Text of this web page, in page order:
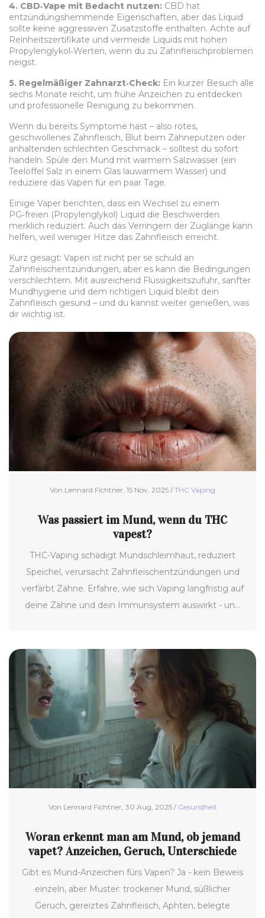
4. CBD‑Vape mit Bedacht nutzen: CBD hat
entzündungshemmende Eigenschaften, aber das Liquid
sollte keine aggressiven Zusatzstoffe enthalten. Achte auf
Reinheitszertifikate und vermeide Liquids mit hohen
Propylenglykol‑Werten, wenn du zu Zahnfleischproblemen
neigst.
5. Regelmäßiger Zahnarzt‑Check: Ein kurzer Besuch alle
sechs Monate reicht, um frühe Anzeichen zu entdecken
und professionelle Reinigung zu bekommen.
Wenn du bereits Symptome hast – also rotes,
geschwollenes Zahnfleisch, Blut beim Zähneputzen oder
anhaltenden schlechten Geschmack – solltest du sofort
handeln. Spüle den Mund mit warmem Salzwasser (ein
Teelöffel Salz in einem Glas lauwarmem Wasser) und
reduziere das Vapen für ein paar Tage.
Einige Vaper berichten, dass ein Wechsel zu einem
PG‑freien (Propylenglykol) Liquid die Beschwerden
merklich reduziert. Auch das Verringern der Zuglänge kann
helfen, weil weniger Hitze das Zahnfleisch erreicht.
Kurz gesagt: Vapen ist nicht per se schuld an
Zahnfleischentzündungen, aber es kann die Bedingungen
verschlechtern. Mit ausreichend Flüssigkeitszufuhr, sanfter
Mundhygiene und dem richtigen Liquid bleibt dein
Zahnfleisch gesund – und du kannst weiter genießen, was
dir wichtig ist.
Von Lennard Fichtner, 15 Nov, 2025 / THC Vaping
Was passiert im Mund, wenn du THC
vapest?
THC-Vaping schädigt Mundschleimhaut, reduziert
Speichel, verursacht Zahnfleischentzündungen und
verfärbt Zähne. Erfahre, wie sich Vaping langfristig auf
deine Zähne und dein Immunsystem auswirkt - und
Von Lennard Fichtner, 30 Aug, 2025 / Gesundheit
Woran erkennt man am Mund, ob jemand
vapet? Anzeichen, Geruch, Unterschiede
Gibt es Mund-Anzeichen fürs Vapen? Ja - kein Beweis
einzeln, aber Muster: trockener Mund, süßlicher
Geruch, gereiztes Zahnfleisch, Aphten, belegte